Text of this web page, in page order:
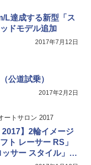
L達成する新型「ス
ドモデル追加
2017年7月12日
公道試乗）
2017年2月2日
ートサロン 2017
2017】2輪イメージ
ト レーサー RS」
ッサー スタイル」を